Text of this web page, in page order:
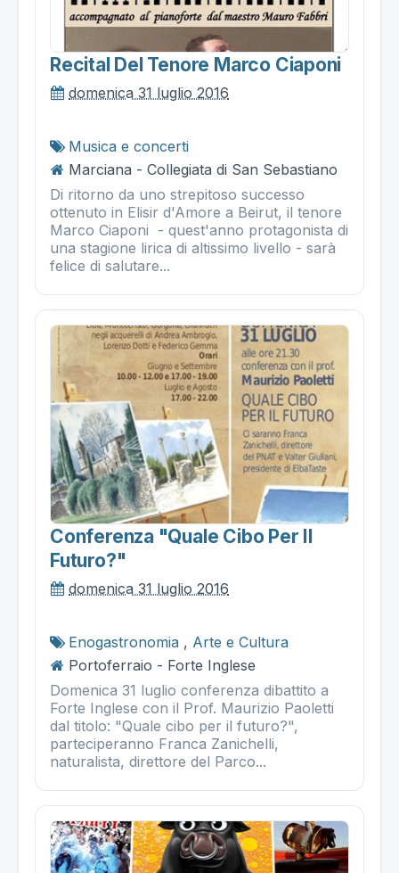
Recital Del Tenore Marco Ciaponi
domenica 31 luglio 2016
Musica e concerti
Marciana - Collegiata di San Sebastiano
Di ritorno da uno strepitoso successo
ottenuto in Elisir d'Amore a Beirut, il tenore
Marco Ciaponi - quest'anno protagonista di
una stagione lirica di altissimo livello - sarà
felice di salutare...
Conferenza "quale Cibo Per Il
Futuro?"
domenica 31 luglio 2016
Enogastronomia , Arte e Cultura
Portoferraio - Forte Inglese
Domenica 31 luglio conferenza dibattito a
Forte Inglese con il Prof. Maurizio Paoletti
dal titolo: "Quale cibo per il futuro?",
parteciperanno Franca Zanichelli,
naturalista, direttore del Parco...